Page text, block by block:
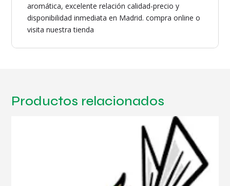
aromática, excelente relación calidad-precio y
disponibilidad inmediata en Madrid. compra online o
visita nuestra tienda
Productos relacionados